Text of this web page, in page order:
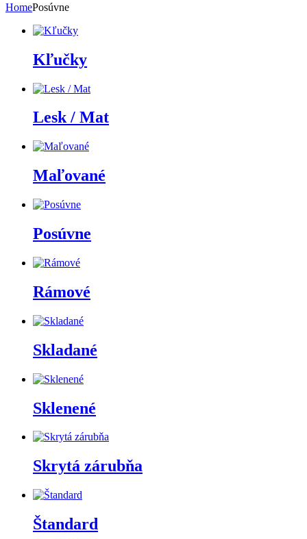
HomePosúvne
Kľučky
Lesk / Mat
Maľované
Posúvne
Rámové
Skladané
Sklenené
Skrytá zárubňa
Štandard